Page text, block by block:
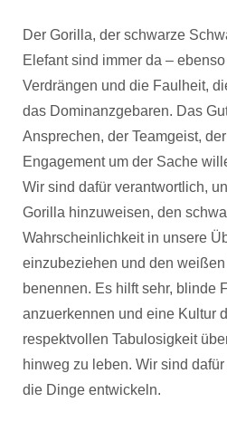
Der Gorilla, der schwarze
Elefant sind immer da –
Verdrängen und die Faulheit,
das Dominanzgebaren. Das
Ansprechen, der Teamgeist,
Engagement um der Sache
Wir sind dafür verantwortlich,
Gorilla hinzuweisen, den
Wahrscheinlichkeit in unsere
einzubeziehen und den
benennen. Es hilft sehr, blinde
anzuerkennen und eine Kultur
respektvollen Tabulosigkeit
hinweg zu leben. Wir sind
die Dinge entwickeln.